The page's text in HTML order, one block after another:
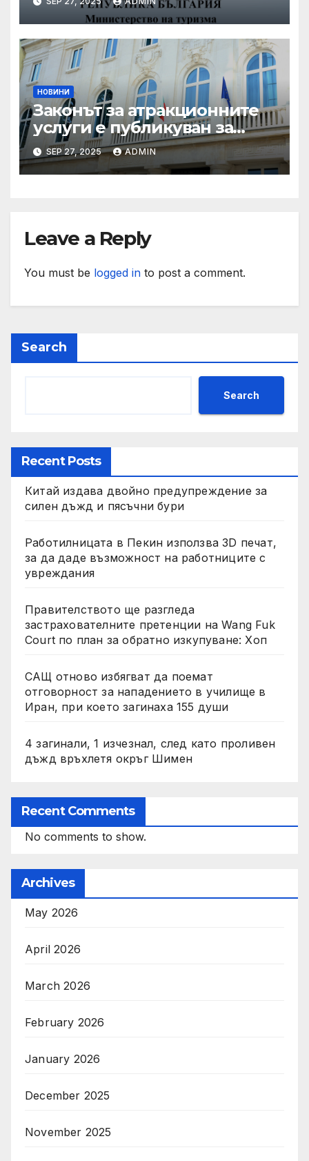
през летния сезон
НОВИНИ
Законът за атракционните
услуги е публикуван за
обществено обсъждане
SEP 27, 2025 ADMIN
Leave a Reply
You must be logged in to post a comment.
Search
Search
Recent Posts
Китай издава двойно предупреждение за
силен дъжд и пясъчни бури
Работилницата в Пекин използва 3D печат,
за да даде възможност на работниците с
увреждания
Правителството ще разгледа
застрахователните претенции на Wang Fuk
Court по план за обратно изкупуване: Хоп
САЩ отново избягват да поемат
отговорност за нападението в училище в
Иран, при което загинаха 155 души
4 загинали, 1 изчезнал, след като проливен
дъжд връхлетя окръг Шимен
Recent Comments
No comments to show.
Archives
May 2026
April 2026
March 2026
February 2026
January 2026
December 2025
November 2025